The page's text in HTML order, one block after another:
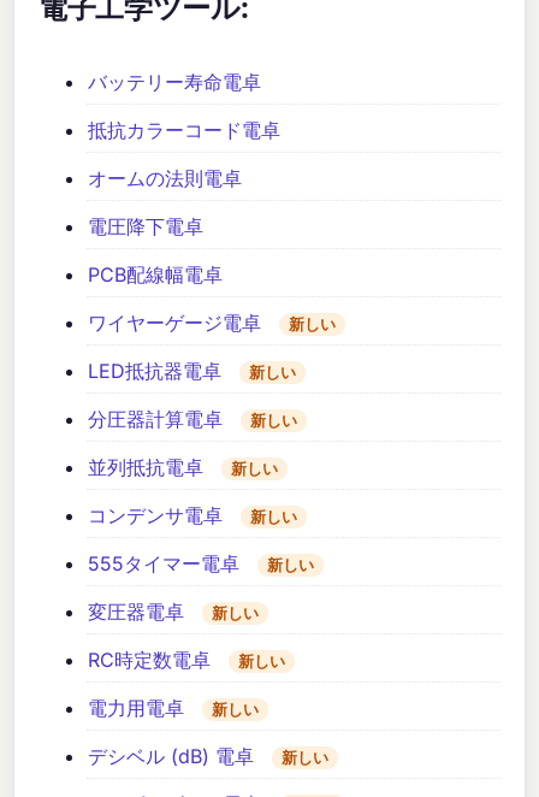
バッテリー寿命電卓
抵抗カラーコード電卓
オームの法則電卓
電圧降下電卓
PCB配線幅電卓
ワイヤーゲージ電卓
新しい
LED抵抗器電卓 新しい
分圧器計算電卓 新しい
並列抵抗電卓 新しい
コンデンサ電卓 新しい
555タイマー電卓 新しい
変圧器電卓 新しい
RC時定数電卓 新しい
電力用電卓 新しい
デシベル (dB) 電卓 新しい